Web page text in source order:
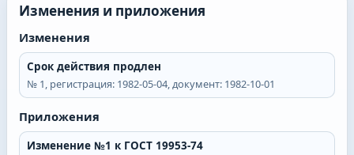
Изменения и приложения
Изменения
Срок действия продлен
№ 1, регистрация: 1982-05-04, документ: 1982-10-01
Приложения
Изменение №1 к ГОСТ 19953-74